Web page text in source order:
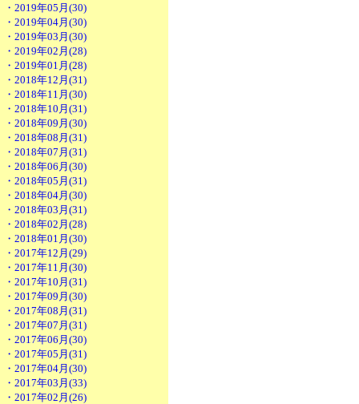
・2019年05月(30)
・2019年04月(30)
・2019年03月(30)
・2019年02月(28)
・2019年01月(28)
・2018年12月(31)
・2018年11月(30)
・2018年10月(31)
・2018年09月(30)
・2018年08月(31)
・2018年07月(31)
・2018年06月(30)
・2018年05月(31)
・2018年04月(30)
・2018年03月(31)
・2018年02月(28)
・2018年01月(30)
・2017年12月(29)
・2017年11月(30)
・2017年10月(31)
・2017年09月(30)
・2017年08月(31)
・2017年07月(31)
・2017年06月(30)
・2017年05月(31)
・2017年04月(30)
・2017年03月(33)
・2017年02月(26)